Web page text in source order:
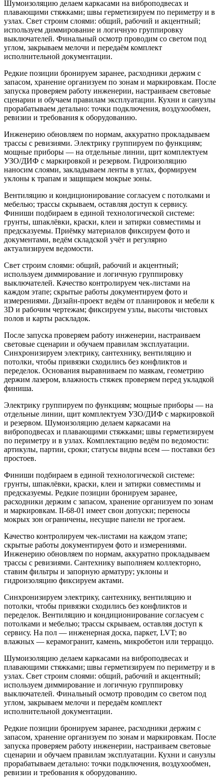
Шумоизоляцию делаем каркасами на виброподвесах и
плавающими стяжками; швы герметизируем по периметру и в
узлах. Свет строим слоями: общий, рабочий и акцентный;
используем диммирование и логичную группировку
выключателей. Финальный осмотр проводим со светом под
углом, закрываем мелочи и передаём комплект
исполнительной документации.
Редкие позиции бронируем заранее, расходники держим с
запасом, хранение организуем по зонам и маркировкам. После
запуска проверяем работу инженерии, настраиваем световые
сценарии и обучаем правилам эксплуатации. Кухни и санузлы
прорабатываем детально: точки подключения, воздухообмен,
ревизии и требования к оборудованию.
Инженерию обновляем по нормам, аккуратно прокладываем
трассы с ревизиями. Электрику группируем по функциям;
мощные приборы — на отдельные линии, щит комплектуем
УЗО/ДИФ с маркировкой и резервом. Гидроизоляцию
наносим слоями, закладываем ленты в углах, формируем
уклоны к трапам и защищаем мокрые зоны.
Вентиляцию и кондиционирование согласуем с потолками и
мебелью; трассы скрываем, оставляя доступ к сервису.
Финиши подбираем в единой технологической системе:
грунты, шпаклёвки, краски, клеи и затирки совместимы и
предсказуемы. Приёмку материалов фиксируем фото и
документами, ведём складской учёт и регулярно
актуализируем ведомости.
Свет строим слоями: общий, рабочий и акцентный;
используем диммирование и логичную группировку
выключателей. Качество контролируем чек‑листами на
каждом этапе; скрытые работы документируем фото и
измерениями. Дизайн‑проект ведём от планировок и мебели к
3D и рабочим чертежам; фиксируем узлы, высоты чистовых
полов и карты раскладок.
После запуска проверяем работу инженерии, настраиваем
световые сценарии и обучаем правилам эксплуатации.
Синхронизируем электрику, сантехнику, вентиляцию и
потолки, чтобы привязки сходились без конфликтов и
переделок. Основания выравниваем по маякам, геометрию
держим лазером, влажность стяжек проверяем перед укладкой
финиша.
Электрику группируем по функциям; мощные приборы — на
отдельные линии, щит комплектуем УЗО/ДИФ с маркировкой
и резервом. Шумоизоляцию делаем каркасами на
виброподвесах и плавающими стяжками; швы герметизируем
по периметру и в узлах. Комплектацию ведём по ведомости:
артикулы, партии, сроки; статусы видны всем — поставки без
простоев.
Финиши подбираем в единой технологической системе:
грунты, шпаклёвки, краски, клеи и затирки совместимы и
предсказуемы. Редкие позиции бронируем заранее,
расходники держим с запасом, хранение организуем по зонам
и маркировкам. II‑68‑01 имеет свои допуски; переносы
мокрых зон ограничены, несущие панели не трогаем.
Качество контролируем чек‑листами на каждом этапе;
скрытые работы документируем фото и измерениями.
Инженерию обновляем по нормам, аккуратно прокладываем
трассы с ревизиями. Сантехнику выполняем коллекторно,
ставим фильтры и запорную арматуру; уклоны и
гидроизоляцию фиксируем актами.
Синхронизируем электрику, сантехнику, вентиляцию и
потолки, чтобы привязки сходились без конфликтов и
переделок. Вентиляцию и кондиционирование согласуем с
потолками и мебелью; трассы скрываем, оставляя доступ к
сервису. На пол — инженерная доска, паркет, LVT; во
влажных — керамогранит, камень, микробетон или терраццо.
Шумоизоляцию делаем каркасами на виброподвесах и
плавающими стяжками; швы герметизируем по периметру и в
узлах. Свет строим слоями: общий, рабочий и акцентный;
используем диммирование и логичную группировку
выключателей. Финальный осмотр проводим со светом под
углом, закрываем мелочи и передаём комплект
исполнительной документации.
Редкие позиции бронируем заранее, расходники держим с
запасом, хранение организуем по зонам и маркировкам. После
запуска проверяем работу инженерии, настраиваем световые
сценарии и обучаем правилам эксплуатации. Кухни и санузлы
прорабатываем детально: точки подключения, воздухообмен,
ревизии и требования к оборудованию.